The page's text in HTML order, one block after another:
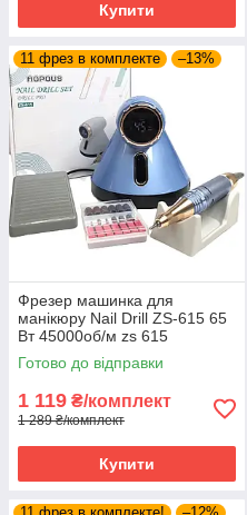
Купити
11 фрез в комплекте –13%
Фрезер машинка для
манікюру Nail Drill ZS-615 65
Вт 45000об/м zs 615
манікюрний фрейзер SH
Готово до відправки
1 119 ₴/комплект
1 289 ₴/комплект
Купити